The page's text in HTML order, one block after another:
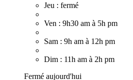
Jeu : fermé
Ven : 9h30 am à 5h pm
Sam : 9h am à 12h pm
Dim : 11h am à 2h pm
Fermé aujourd'hui